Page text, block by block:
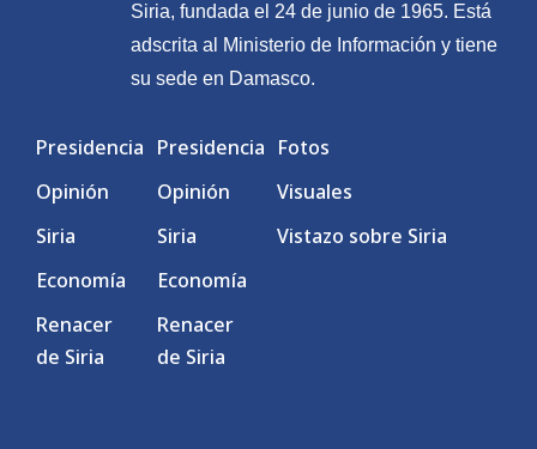
Siria, fundada el 24 de junio de 1965. Está
adscrita al Ministerio de Información y tiene
su sede en Damasco.
Presidencia
Opinión
Siria
Economía
Renacer
de Siria
Presidencia
Opinión
Siria
Economía
Renacer
de Siria
Fotos
Visuales
Vistazo sobre Siria